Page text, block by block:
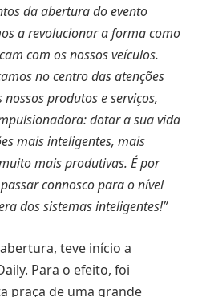
da abertura do evento
a revolucionar a forma como
com os nossos veículos.
no centro das atenções
produtos e serviços,
dotar a sua vida
mais inteligentes, mais
mais produtivas. É por
connosco para o nível
dos sistemas inteligentes!”
teve início a
Para o efeito, foi
praça de uma grande